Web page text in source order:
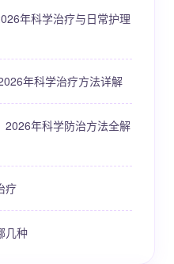
年科学治疗与日常护理
年科学治疗方法详解
2026年科学防治方法全解
疗
几种